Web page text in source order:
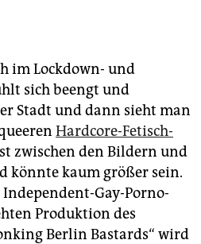
im Lockdown- und
sich beengt und
Stadt und dann sieht man
Hardcore-Fetisch-
zwischen den Bildern und
könnte kaum größer sein.
Gay-Porno-
Produktion des
Berlin Bastards“ wird